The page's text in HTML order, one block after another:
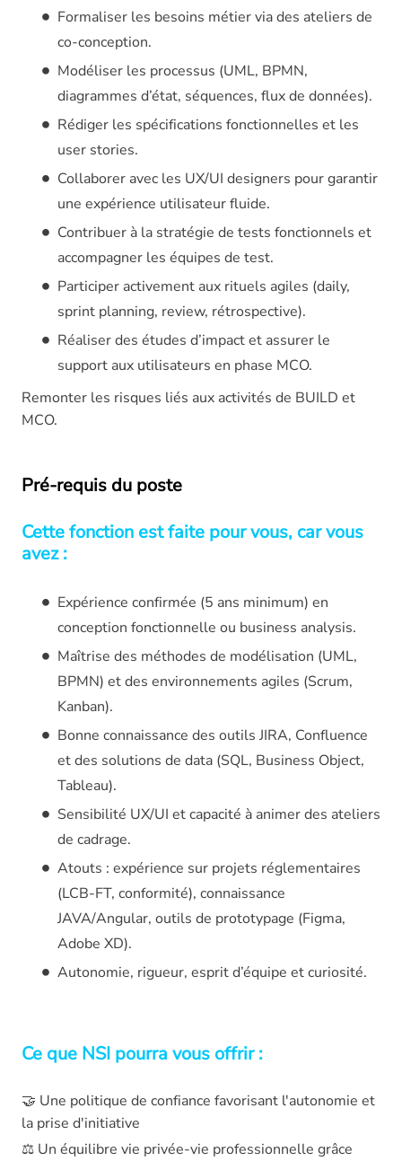
Formaliser les besoins métier via des ateliers de
co-conception.
Modéliser les processus (UML, BPMN,
diagrammes d’état, séquences, flux de données).
Rédiger les spécifications fonctionnelles et les
user stories.
Collaborer avec les UX/UI designers pour garantir
une expérience utilisateur fluide.
Contribuer à la stratégie de tests fonctionnels et
accompagner les équipes de test.
Participer activement aux rituels agiles (daily,
sprint planning, review, rétrospective).
Réaliser des études d’impact et assurer le
support aux utilisateurs en phase MCO.
Remonter les risques liés aux activités de BUILD et
MCO.
Pré-requis du poste
Cette fonction est faite pour vous, car vous
avez :
Expérience confirmée (5 ans minimum) en
conception fonctionnelle ou business analysis.
Maîtrise des méthodes de modélisation (UML,
BPMN) et des environnements agiles (Scrum,
Kanban).
Bonne connaissance des outils JIRA, Confluence
et des solutions de data (SQL, Business Object,
Tableau).
Sensibilité UX/UI et capacité à animer des ateliers
de cadrage.
Atouts : expérience sur projets réglementaires
(LCB-FT, conformité), connaissance
JAVA/Angular, outils de prototypage (Figma,
Adobe XD).
Autonomie, rigueur, esprit d’équipe et curiosité.
Ce que NSI pourra vous offrir :
🤝 Une politique de confiance favorisant l'autonomie et
la prise d'initiative
⚖️ Un équilibre vie privée-vie professionnelle grâce